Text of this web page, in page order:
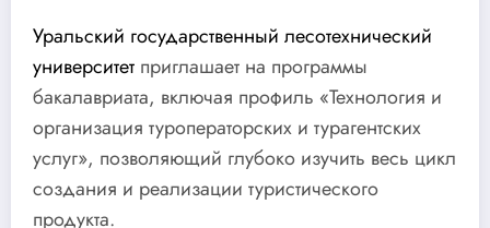
Уральский государственный лесотехнический
университет приглашает на программы
бакалавриата, включая профиль «Технология и
организация туроператорских и турагентских
услуг», позволяющий глубоко изучить весь цикл
создания и реализации туристического
продукта.